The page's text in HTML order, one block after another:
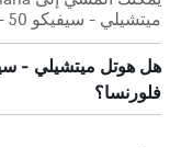
ميتشيلي - سيفيكو 50 - حيث ستكون على بعد حوالي 2.3 كم.
فلورنسا؟